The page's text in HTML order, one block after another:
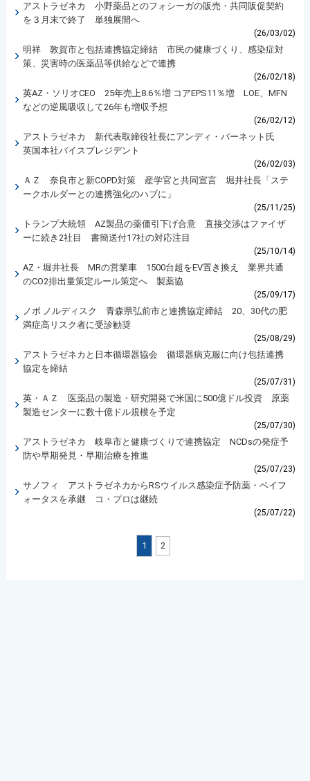
アストラゼネカ 小野薬品とのフォシーガの販売・共同販促契約
を３月末で終了 単独展開へ
(26/03/02)
明祥 敦賀市と包括連携協定締結 市民の健康づくり、感染症対
策、災害時の医薬品等供給などで連携
(26/02/18)
英AZ・ソリオCEO 25年売上8.6％増 コアEPS11％増 LOE、MFN
などの逆風吸収して26年も増収予想
(26/02/12)
アストラゼネカ 新代表取締役社長にアンディ・バーネット氏
英国本社バイスプレジデント
(26/02/03)
ＡＺ 奈良市と新COPD対策 産学官と共同宣言 堀井社長「ステ
ークホルダーとの連携強化のハブに」
(25/11/25)
トランプ大統領 AZ製品の薬価引下げ合意 直接交渉はファイザ
ーに続き2社目 書簡送付17社の対応注目
(25/10/14)
AZ・堀井社長 MRの営業車 1500台超をEV置き換え 業界共通
のCO2排出量策定ルール策定へ 製薬協
(25/09/17)
ノボ ノルディスク 青森県弘前市と連携協定締結 20、30代の肥
満症高リスク者に受診勧奨
(25/08/29)
アストラゼネカと日本循環器協会 循環器病克服に向け包括連携
協定を締結
(25/07/31)
英・ＡＺ 医薬品の製造・研究開発で米国に500億ドル投資 原薬
製造センターに数十億ドル規模を予定
(25/07/30)
アストラゼネカ 岐阜市と健康づくりで連携協定 NCDsの発症予
防や早期発見・早期治療を推進
(25/07/23)
サノフィ アストラゼネカからRSウイルス感染症予防薬・ベイフ
ォータスを承継 コ・プロは継続
(25/07/22)
1 2